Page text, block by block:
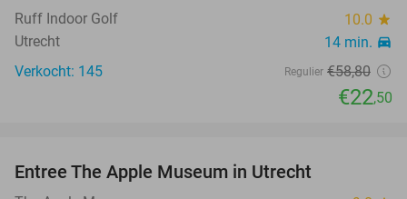
Ruff Indoor Golf 10.0 star
Utrecht 14 min. directions_car
Verkocht: 145 Regulier €58,80
€22,50
Entree The Apple Museum in Utrecht